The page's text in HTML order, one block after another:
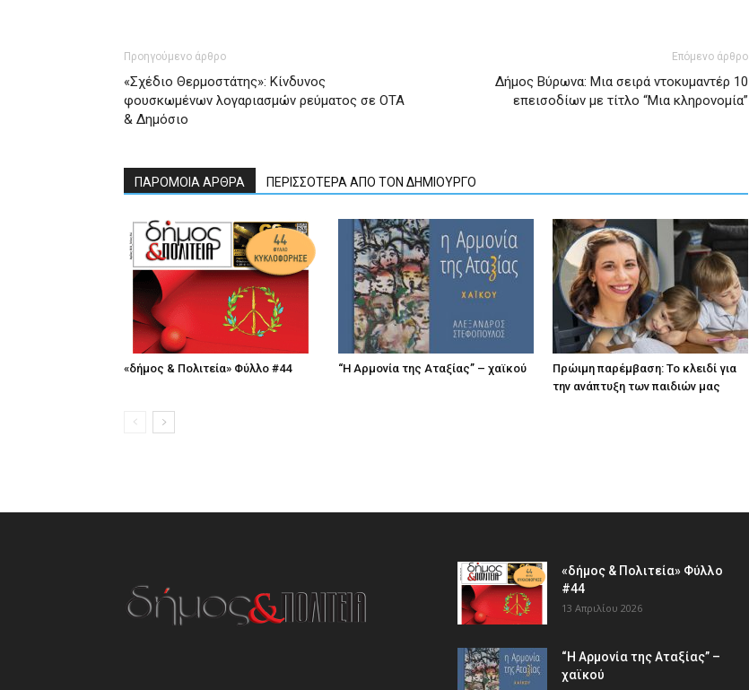
Προηγούμενο άρθρο
«Σχέδιο Θερμοστάτης»: Κίνδυνος
φουσκωμένων λογαριασμών ρεύματος σε ΟΤΑ
& Δημόσιο
Επόμενο άρθρο
Δήμος Βύρωνα: Mια σειρά ντοκυμαντέρ 10
επεισοδίων με τίτλο “Μια κληρονομία”
ΠΑΡΟΜΟΙΑ ΑΡΘΡΑ ΠΕΡΙΣΣΟΤΕΡΑ ΑΠΟ ΤΟΝ ΔΗΜΙΟΥΡΓΟ
«δήμος & Πολιτεία» Φύλλο #44 “Η Αρμονία της Αταξίας” – χαϊκού
Πρώιμη παρέμβαση: Το κλειδί για
την ανάπτυξη των παιδιών µας
«δήμος & Πολιτεία» Φύλλο
#44
13 Απριλίου 2026
“Η Αρμονία της Αταξίας” –
χαϊκού